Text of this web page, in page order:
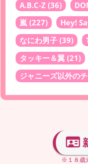
A.B.C-Z (36)
嵐 (227) Hey!
なにわ男子 (39)
タッキー＆翼 (21)
ジャニーズ以外の
※１８歳